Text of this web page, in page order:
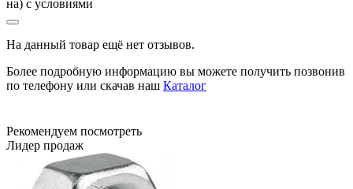
на) с условиями
На данный товар ещё нет отзывов.
Более подробную информацию вы можете получить позвонив
по телефону или скачав наш Каталог
Рекомендуем посмотреть
Лидер продаж